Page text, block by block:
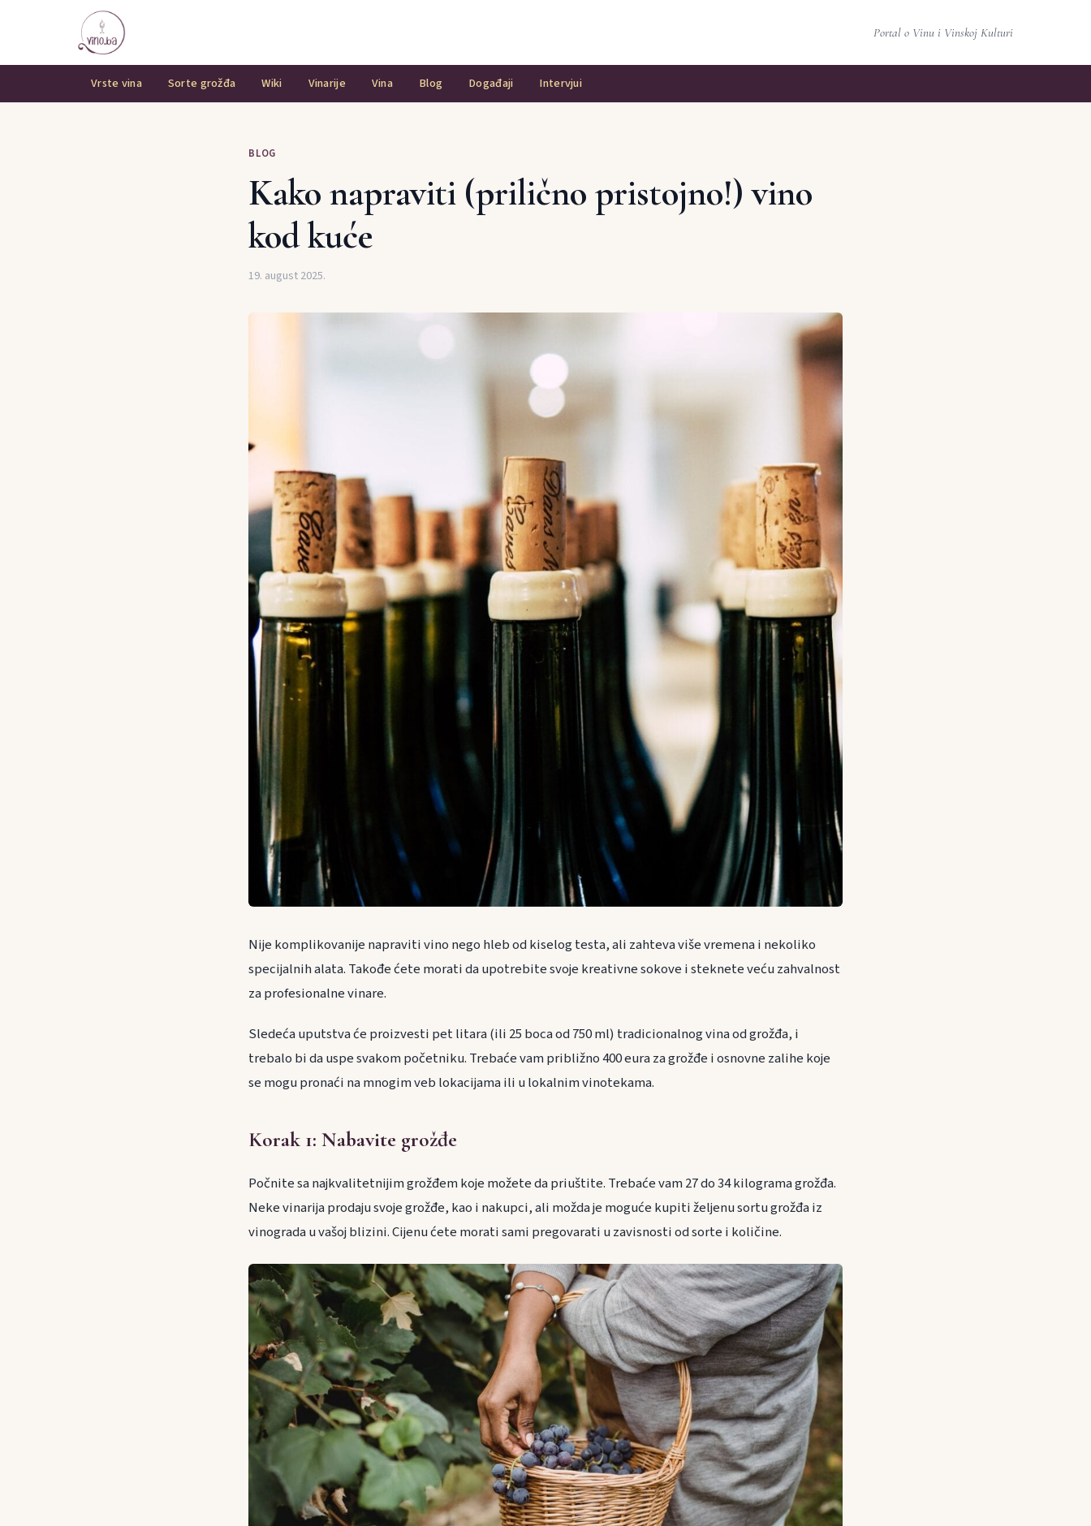
Portal o Vinu i Vinskoj Kulturi
Vrste vina Sorte grožđa Wiki Vinarije Vina Blog Događaji Intervjui
BLOG
Kako napraviti (prilično pristojno!) vino
kod kuće
19. august 2025.
Nije komplikovanije napraviti vino nego hleb od kiselog testa, ali zahteva više vremena i nekoliko
specijalnih alata. Takođe ćete morati da upotrebite svoje kreativne sokove i steknete veću zahvalnost
za profesionalne vinare.
Sledeća uputstva će proizvesti pet litara (ili 25 boca od 750 ml) tradicionalnog vina od grožđa, i
trebalo bi da uspe svakom početniku. Trebaće vam približno 400 eura za grožđe i osnovne zalihe koje
se mogu pronaći na mnogim veb lokacijama ili u lokalnim vinotekama.
Korak 1: Nabavite grožđe
Počnite sa najkvalitetnijim grožđem koje možete da priuštite. Trebaće vam 27 do 34 kilograma grožđa.
Neke vinarija prodaju svoje grožđe, kao i nakupci, ali možda je moguće kupiti željenu sortu grožđa iz
vinograda u vašoj blizini. Cijenu ćete morati sami pregovarati u zavisnosti od sorte i količine.